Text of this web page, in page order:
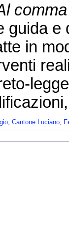
guida e
in
Cantone Luciano